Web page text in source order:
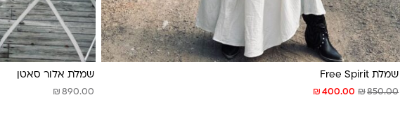
שמלת Free Spirit
₪ 400.00 ₪850.00
שמלת אלור סאטן
₪ 890.00